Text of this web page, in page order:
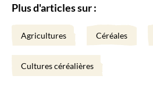
Plus d'articles sur :
Agricultures Céréales
Cultures céréalières